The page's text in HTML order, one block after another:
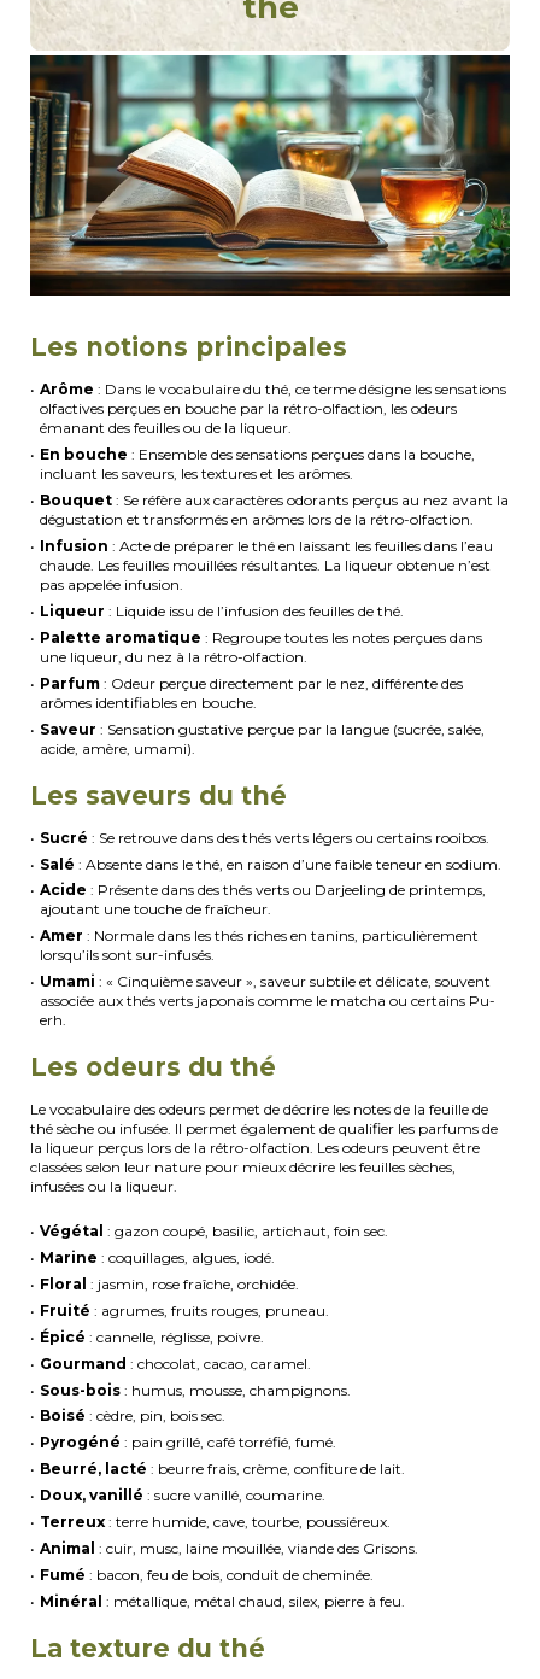
thé
Les notions principales
Arôme : Dans le vocabulaire du thé, ce terme désigne les sensations
olfactives perçues en bouche par la rétro-olfaction, les odeurs
émanant des feuilles ou de la liqueur.
En bouche : Ensemble des sensations perçues dans la bouche,
incluant les saveurs, les textures et les arômes.
Bouquet : Se réfère aux caractères odorants perçus au nez avant la
dégustation et transformés en arômes lors de la rétro-olfaction.
Infusion : Acte de préparer le thé en laissant les feuilles dans l’eau
chaude. Les feuilles mouillées résultantes. La liqueur obtenue n’est
pas appelée infusion.
Liqueur : Liquide issu de l’infusion des feuilles de thé.
Palette aromatique : Regroupe toutes les notes perçues dans
une liqueur, du nez à la rétro-olfaction.
Parfum : Odeur perçue directement par le nez, différente des
arômes identifiables en bouche.
Saveur : Sensation gustative perçue par la langue (sucrée, salée,
acide, amère, umami).
Les saveurs du thé
Sucré : Se retrouve dans des thés verts légers ou certains rooibos.
Salé : Absente dans le thé, en raison d’une faible teneur en sodium.
Acide : Présente dans des thés verts ou Darjeeling de printemps,
ajoutant une touche de fraîcheur.
Amer : Normale dans les thés riches en tanins, particulièrement
lorsqu’ils sont sur-infusés.
Umami : « Cinquième saveur », saveur subtile et délicate, souvent
associée aux thés verts japonais comme le matcha ou certains Pu-
erh.
Les odeurs du thé
Le vocabulaire des odeurs permet de décrire les notes de la feuille de
thé sèche ou infusée. Il permet également de qualifier les parfums de
la liqueur perçus lors de la rétro-olfaction. Les odeurs peuvent être
classées selon leur nature pour mieux décrire les feuilles sèches,
infusées ou la liqueur.
Végétal : gazon coupé, basilic, artichaut, foin sec.
Marine : coquillages, algues, iodé.
Floral : jasmin, rose fraîche, orchidée.
Fruité : agrumes, fruits rouges, pruneau.
Épicé : cannelle, réglisse, poivre.
Gourmand : chocolat, cacao, caramel.
Sous-bois : humus, mousse, champignons.
Boisé : cèdre, pin, bois sec.
Pyrogéné : pain grillé, café torréfié, fumé.
Beurré, lacté : beurre frais, crème, confiture de lait.
Doux, vanillé : sucre vanillé, coumarine.
Terreux: terre humide, cave, tourbe, poussiéreux.
Animal : cuir, musc, laine mouillée, viande des Grisons.
Fumé : bacon, feu de bois, conduit de cheminée.
Minéral : métallique, métal chaud, silex, pierre à feu.
La texture du thé